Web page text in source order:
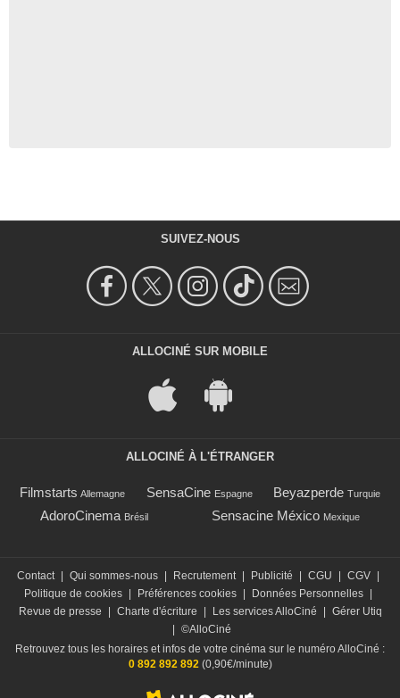
SUIVEZ-NOUS
ALLOCINÉ SUR MOBILE
ALLOCINÉ À L'ÉTRANGER
Filmstarts Allemagne SensaCine Espagne Beyazperde Turquie
AdoroCinema Brésil Sensacine México Mexique
Contact Qui sommes-nous Recrutement Publicité CGU CGV
Politique de cookies
Préférences cookies Données Personnelles
Revue de presse
Charte d'écriture Les services AlloCiné
Gérer Utiq
©AlloCiné
Retrouvez tous les horaires et infos de votre cinéma sur le numéro AlloCiné :
0 892 892 892(0,90€/minute)